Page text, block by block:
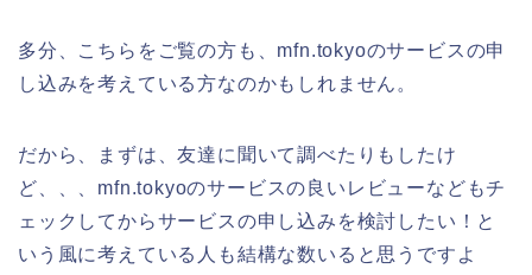
多分、こちらをご覧の方も、mfn.tokyoのサービスの申
し込みを考えている方なのかもしれません。
だから、まずは、友達に聞いて調べたりもしたけ
ど、、、mfn.tokyoのサービスの良いレビューなどもチ
ェックしてからサービスの申し込みを検討したい！と
いう風に考えている人も結構な数いると思うですよ